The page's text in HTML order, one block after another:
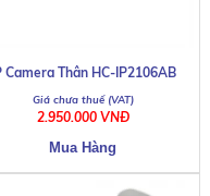
Camera Thân HC-IP2106AB
2.950.000 VNĐ